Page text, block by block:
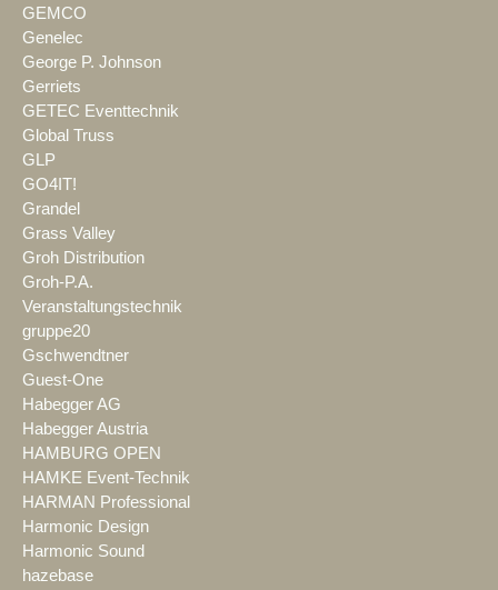
GEMCO
Genelec
George P. Johnson
Gerriets
GETEC Eventtechnik
Global Truss
GLP
GO4IT!
Grandel
Grass Valley
Groh Distribution
Groh-P.A.
Veranstaltungstechnik
gruppe20
Gschwendtner
Guest-One
Habegger AG
Habegger Austria
HAMBURG OPEN
HAMKE Event-Technik
HARMAN Professional
Harmonic Design
Harmonic Sound
hazebase